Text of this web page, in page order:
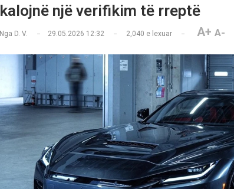
kalojnë një verifikim të rreptë
Nga D. V. 29.05.2026 12:32 2,040 e lexuar A+ A-